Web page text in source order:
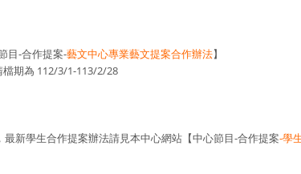
目-合作提案-藝文中心專業藝文提案合作辦法】
期為 112/3/1-113/2/28
新學生合作提案辦法請見本中心網站【中心節目-合作提案-學